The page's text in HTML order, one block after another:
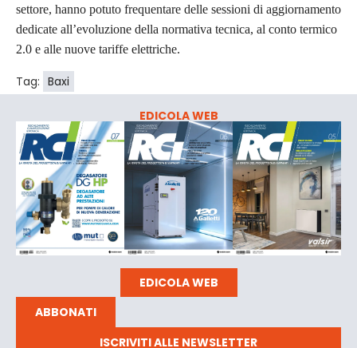
settore, hanno potuto frequentare delle sessioni di aggiornamento
dedicate all’evoluzione della normativa tecnica, al conto termico
2.0 e alle nuove tariffe elettriche.
Tag: Baxi
EDICOLA WEB
EDICOLA WEB
ABBONATI
ISCRIVITI ALLE NEWSLETTER